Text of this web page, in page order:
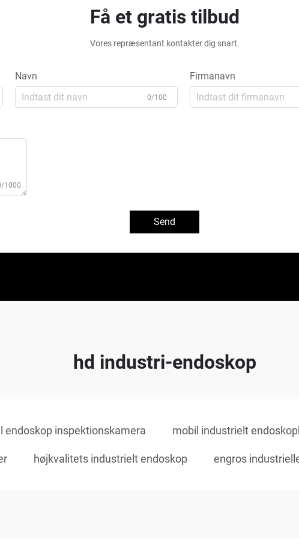
Få et gratis tilbud
Vores repræsentant kontakter dig snart.
Navn
0/100
Firmanavn
1000
Send
hd industri-endoskop
endoskop inspektionskamera mobil industrielt
højkvalitets industrielt endoskop engros